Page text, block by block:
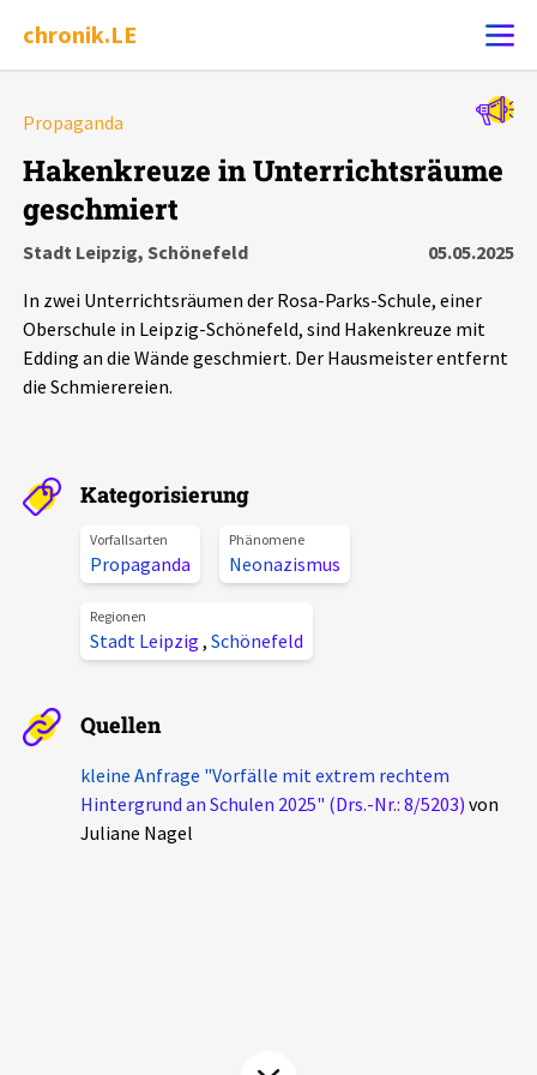
chronik.LE
Chronik
Leipziger Zustände
Phänomene
Aktuelles
Alle Beiträge
Pressemitteilungen
Podcasts
Über uns
Projektbeschreibung
Unterstützer_innen
Propaganda
Hakenkreuze in Unterrichtsräume
geschmiert
Stadt Leipzig, Schönefeld
05.05.2025
In zwei Unterrichtsräumen der Rosa-Parks-Schule, einer
Oberschule in Leipzig-Schönefeld, sind Hakenkreuze mit
Edding an die Wände geschmiert. Der Hausmeister entfernt
die Schmierereien.
Kategorisierung
Vorfallsarten
Propaganda
Phänomene
Neonazismus
Regionen
Stadt Leipzig , Schönefeld
Quellen
kleine Anfrage "Vorfälle mit extrem rechtem
Hintergrund an Schulen 2025" (Drs.-Nr.: 8/5203) von
Juliane Nagel
Alle Ereignisse
Ereignisse
Ereignisse